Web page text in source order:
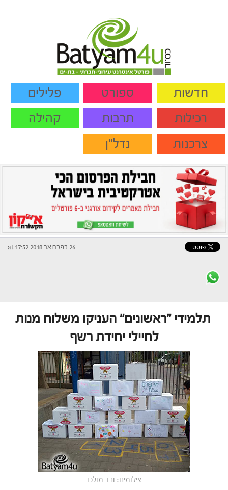
חדשות ספורט
פלילים
רכילות
תרבות
קהילה
צרכנות
נדל"ן
26 בפברואר 2018 at 17:52
תלמידי "ראשונים" העניקו משלוח מנות
לחיילי יחידת רשף
צילומים: ורד מולכו